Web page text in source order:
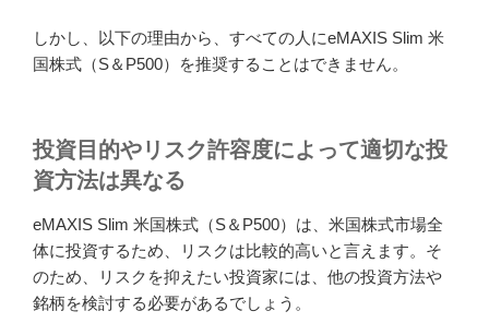
しかし、以下の理由から、すべての人にeMAXIS Slim 米
国株式（S＆P500）を推奨することはできません。
投資目的やリスク許容度によって適切な投
資方法は異なる
eMAXIS Slim 米国株式（S＆P500）は、米国株式市場全
体に投資するため、リスクは比較的高いと言えます。そ
のため、リスクを抑えたい投資家には、他の投資方法や
銘柄を検討する必要があるでしょう。